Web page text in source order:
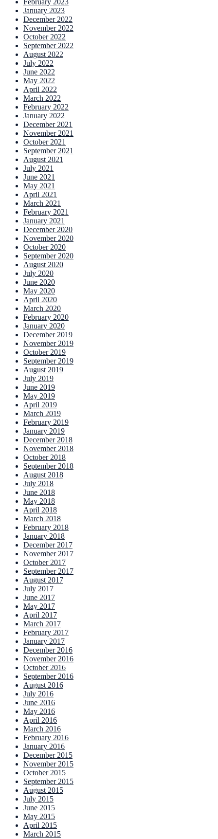
February 2023
January 2023
December 2022
November 2022
October 2022
September 2022
August 2022
July 2022
June 2022
May 2022
April 2022
March 2022
February 2022
January 2022
December 2021
November 2021
October 2021
September 2021
August 2021
July 2021
June 2021
May 2021
April 2021
March 2021
February 2021
January 2021
December 2020
November 2020
October 2020
September 2020
August 2020
July 2020
June 2020
May 2020
April 2020
March 2020
February 2020
January 2020
December 2019
November 2019
October 2019
September 2019
August 2019
July 2019
June 2019
May 2019
April 2019
March 2019
February 2019
January 2019
December 2018
November 2018
October 2018
September 2018
August 2018
July 2018
June 2018
May 2018
April 2018
March 2018
February 2018
January 2018
December 2017
November 2017
October 2017
September 2017
August 2017
July 2017
June 2017
May 2017
April 2017
March 2017
February 2017
January 2017
December 2016
November 2016
October 2016
September 2016
August 2016
July 2016
June 2016
May 2016
April 2016
March 2016
February 2016
January 2016
December 2015
November 2015
October 2015
September 2015
August 2015
July 2015
June 2015
May 2015
April 2015
March 2015